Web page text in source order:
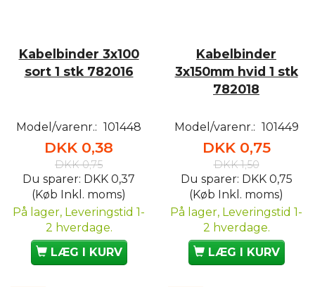
Kabelbinder 3x100
sort 1 stk 782016
Model/varenr.: 101448
DKK 0,38
DKK 0,75
Du sparer: DKK 0,37
(Køb Inkl. moms)
På lager, Leveringstid 1-
2 hverdage.
LÆG I KURV
Kabelbinder
3x150mm hvid 1 stk
782018
Model/varenr.: 101449
DKK 0,75
DKK 1,50
Du sparer: DKK 0,75
(Køb Inkl. moms)
På lager, Leveringstid 1-
2 hverdage.
LÆG I KURV